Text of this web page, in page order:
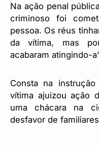
Na ação penal
criminoso foi
pessoa. Os réus
da vítima, mas
acabaram atingindo-
Consta na
vítima ajuizou ação
uma chácara na
desfavor de